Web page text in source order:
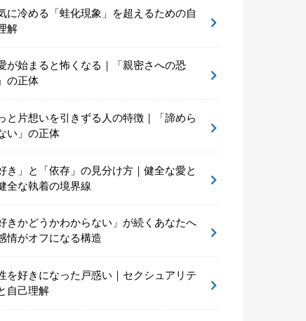
に冷める「蛙化現象」を超えるための自
解
が始まると怖くなる｜「親密さへの恐
の正体
と片想いを引きずる人の特徴｜「諦めら
い」の正体
好き」と「依存」の見分け方｜健全な愛と
全な執着の境界線
好きかどうかわからない」が続くあなたへ
感情がオフになる構造
を好きになった戸惑い｜セクシュアリテ
自己理解